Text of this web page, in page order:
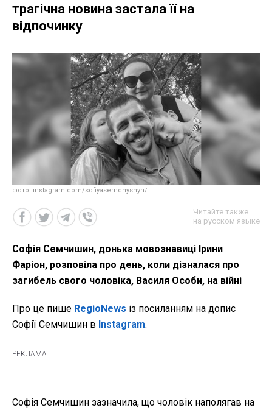
трагічна новина застала її на
відпочинку
фото: instagram.com/sofiyasemchyshyn/
Читайте также
на русском языке
Софія Семчишин, донька мовознавиці Ірини
Фаріон, розповіла про день, коли дізналася про
загибель свого чоловіка, Василя Особи, на війні
Про це пише RegioNews із посиланням на допис
Софії Семчишин в Instagram.
Софія Семчишин зазначила, що чоловік наполягав на